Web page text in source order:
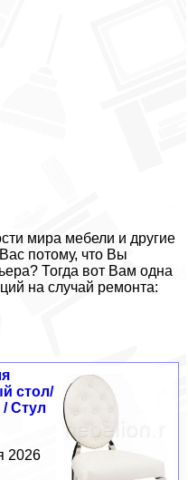
мира мебели и другие
потому, что Вы
Тогда вот Вам одна
на случай ремонта:
стол/
Стул
2026